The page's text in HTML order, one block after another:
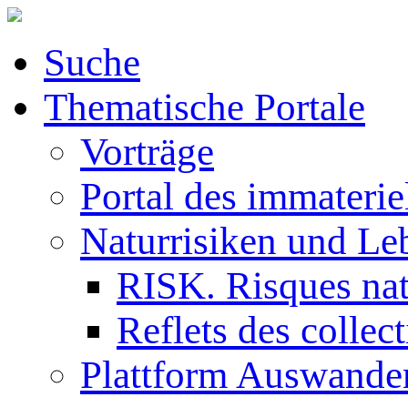
Suche
Thematische Portale
Vorträge
Portal des
Naturrisiken und
RISK. Risques
Reflets des
Plattform